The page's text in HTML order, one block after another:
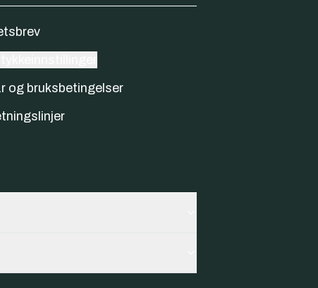
og bruksbetingelser